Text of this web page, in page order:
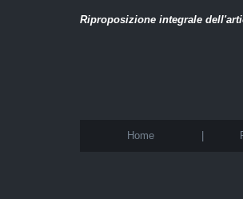
Riproposizione integrale
Home